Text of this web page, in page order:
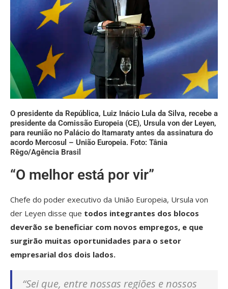
O presidente da República, Luiz Inácio Lula da Silva, recebe a
presidente da Comissão Europeia (CE), Ursula von der Leyen,
para reunião no Palácio do Itamaraty antes da assinatura do
acordo Mercosul – União Europeia. Foto: Tânia
Rêgo/Agência Brasil
“O melhor está por vir”
Chefe do poder executivo da União Europeia, Ursula von
der Leyen disse que todos integrantes dos blocos
deverão se beneficiar com novos empregos, e que
surgirão muitas oportunidades para o setor
empresarial dos dois lados.
“Sei que, entre nossas regiões e nossos